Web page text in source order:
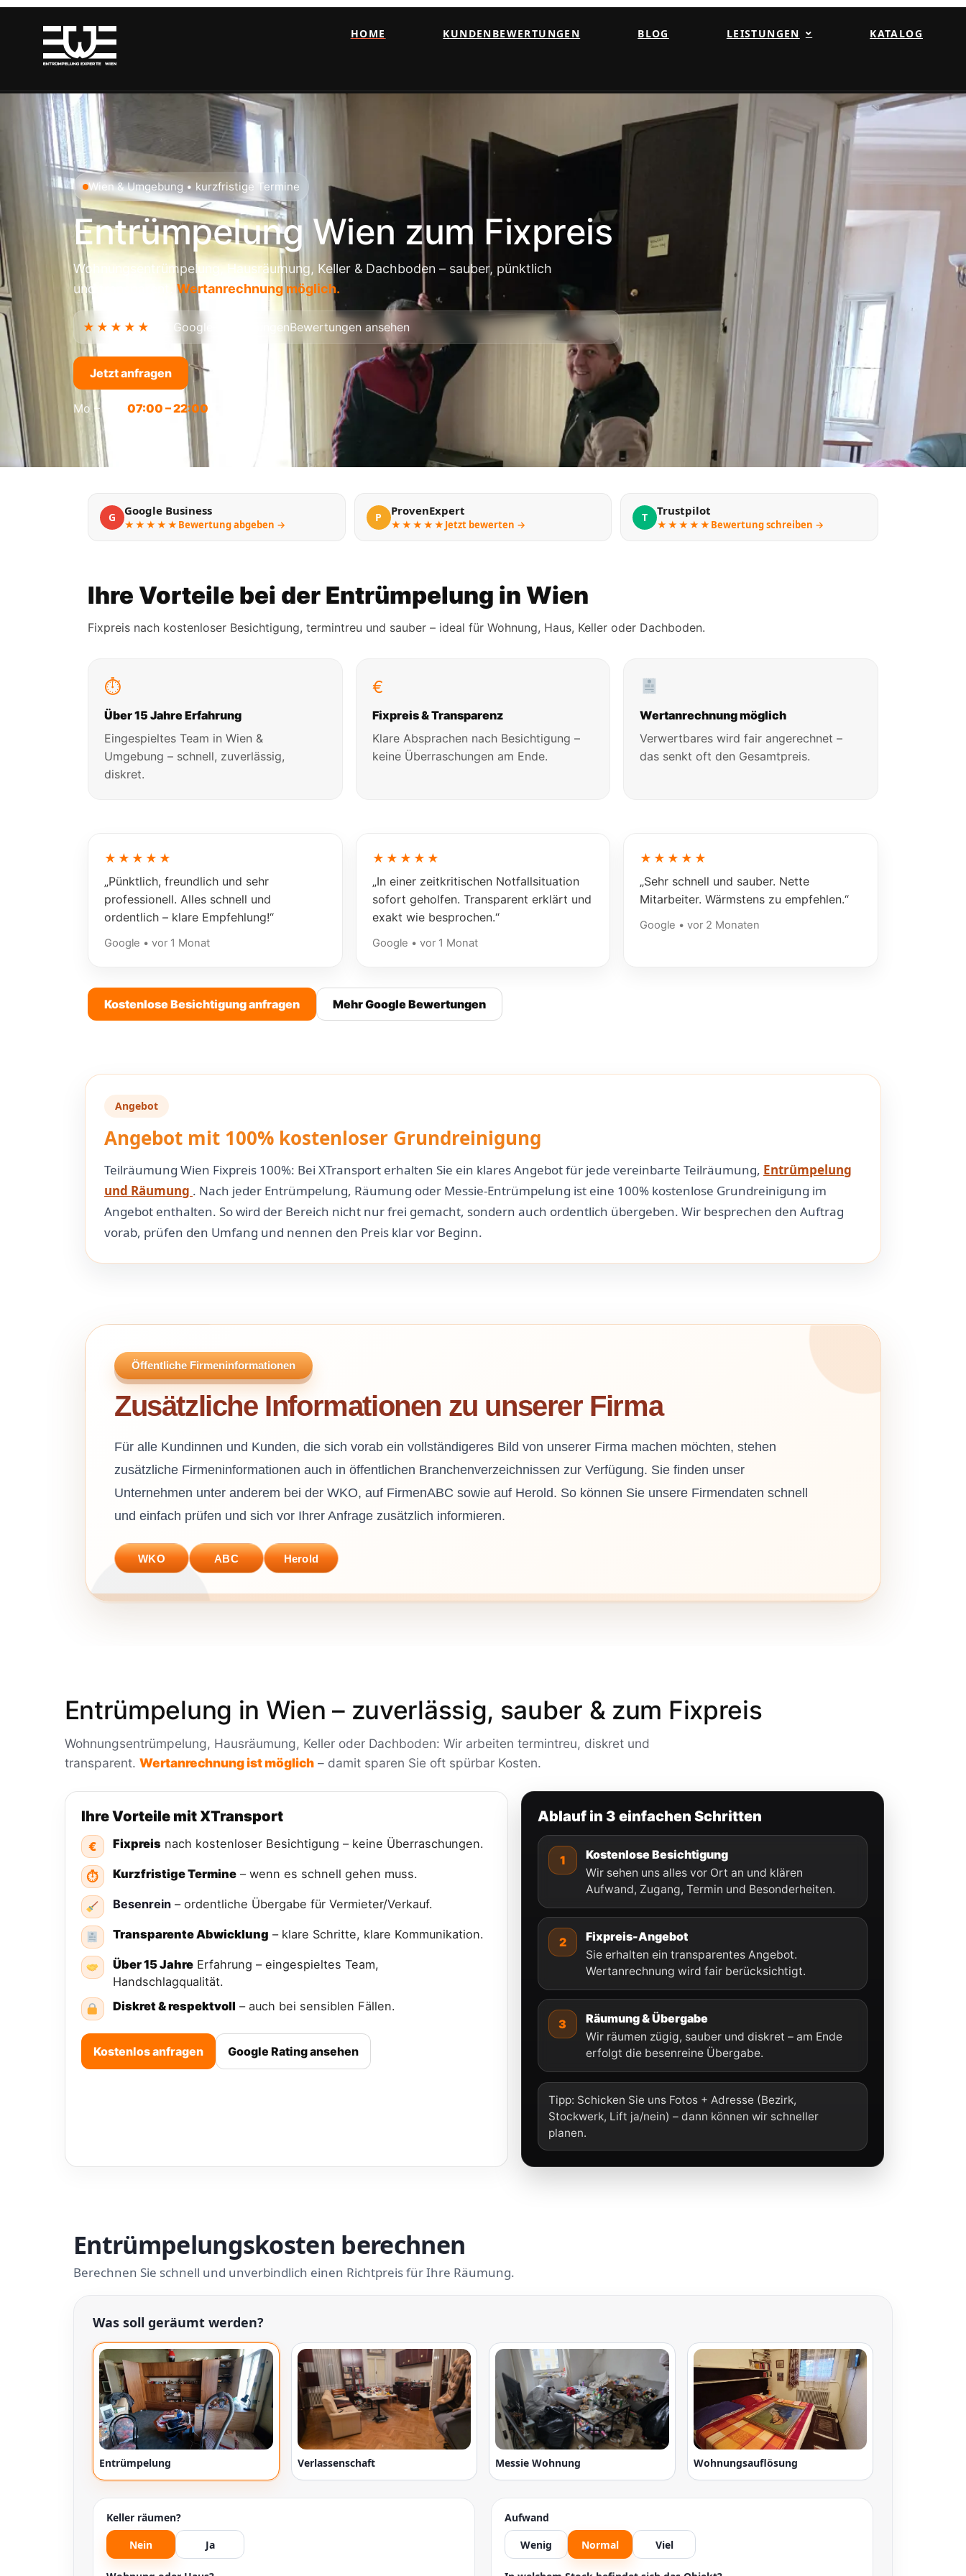
HOME KUNDENBEWERTUNGEN BLOG LEISTUNGEN KATALOG
Wien & Umgebung • kurzfristige Termine
Entrümpelung Wien zum Fixpreis
Wohnungsentrümpelung, Hausräumung, Keller & Dachboden – sauber, pünktlich
und transparent. Wertanrechnung möglich.
★★★★★ Google-BewertungenBewertungen ansehen
Jetzt anfragen
Mo – So 07:00 – 22:00
G Google Business
★★★★★ Bewertung abgeben →
P ProvenExpert
★★★★★ Jetzt bewerten →
T Trustpilot
★★★★★ Bewertung schreiben →
Ihre Vorteile bei der Entrümpelung in Wien
Fixpreis nach kostenloser Besichtigung, termintreu und sauber – ideal für Wohnung, Haus, Keller oder Dachboden.
⏱
Über 15 Jahre Erfahrung
Eingespieltes Team in Wien &
Umgebung – schnell, zuverlässig,
diskret.
€
Fixpreis & Transparenz
Klare Absprachen nach Besichtigung –
keine Überraschungen am Ende.
Wertanrechnung möglich
Verwertbares wird fair angerechnet –
das senkt oft den Gesamtpreis.
★★★★★
„Pünktlich, freundlich und sehr
professionell. Alles schnell und
ordentlich – klare Empfehlung!“
Google • vor 1 Monat
★★★★★
„In einer zeitkritischen Notfallsituation
sofort geholfen. Transparent erklärt und
exakt wie besprochen.“
Google • vor 1 Monat
★★★★★
„Sehr schnell und sauber. Nette
Mitarbeiter. Wärmstens zu empfehlen.“
Google • vor 2 Monaten
Kostenlose Besichtigung anfragen Mehr Google Bewertungen
Angebot
Angebot mit 100% kostenloser Grundreinigung
Teilräumung Wien Fixpreis 100%: Bei XTransport erhalten Sie ein klares Angebot für jede vereinbarte Teilräumung, Entrümpelung
und Räumung . Nach jeder Entrümpelung, Räumung oder Messie-Entrümpelung ist eine 100% kostenlose Grundreinigung im
Angebot enthalten. So wird der Bereich nicht nur frei gemacht, sondern auch ordentlich übergeben. Wir besprechen den Auftrag
vorab, prüfen den Umfang und nennen den Preis klar vor Beginn.
Öffentliche Firmeninformationen
Zusätzliche Informationen zu unserer Firma
Für alle Kundinnen und Kunden, die sich vorab ein vollständigeres Bild von unserer Firma machen möchten, stehen
zusätzliche Firmeninformationen auch in öffentlichen Branchenverzeichnissen zur Verfügung. Sie finden unser
Unternehmen unter anderem bei der WKO, auf FirmenABC sowie auf Herold. So können Sie unsere Firmendaten schnell
und einfach prüfen und sich vor Ihrer Anfrage zusätzlich informieren.
WKO ABC Herold
Entrümpelung in Wien – zuverlässig, sauber & zum Fixpreis
Wohnungsentrümpelung, Hausräumung, Keller oder Dachboden: Wir arbeiten termintreu, diskret und
transparent. Wertanrechnung ist möglich– damit sparen Sie oft spürbar Kosten.
Ihre Vorteile mit XTransport
€ Fixpreis nach kostenloser Besichtigung – keine Überraschungen.
⏱ Kurzfristige Termine– wenn es schnell gehen muss.
Besenrein – ordentliche Übergabe für Vermieter/Verkauf.
Transparente Abwicklung – klare Schritte, klare Kommunikation.
Über 15 JahreErfahrung – eingespieltes Team,
Handschlagqualität.
Diskret & respektvoll – auch bei sensiblen Fällen.
Kostenlos anfragen Google Rating ansehen
Ablauf in 3 einfachen Schritten
1 Kostenlose Besichtigung
Wir sehen uns alles vor Ort an und klären
Aufwand, Zugang, Termin und Besonderheiten.
2 Fixpreis-Angebot
Sie erhalten ein transparentes Angebot.
Wertanrechnung wird fair berücksichtigt.
3 Räumung & Übergabe
Wir räumen zügig, sauber und diskret – am Ende
erfolgt die besenreine Übergabe.
Tipp: Schicken Sie uns Fotos + Adresse (Bezirk,
Stockwerk, Lift ja/nein) – dann können wir schneller
planen.
Entrümpelungskosten berechnen
Berechnen Sie schnell und unverbindlich einen Richtpreis für Ihre Räumung.
Was soll geräumt werden?
Entrümpelung Verlassenschaft Messie Wohnung Wohnungsauflösung
Keller räumen?
Nein
Ja
Aufwand
Wenig
Normal Viel